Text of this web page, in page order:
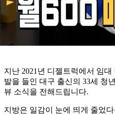
지난 2021년 디젤트럭에서 임
발을 들인 대구 출신의 33세 청
뷰 소식을 전해드립니다.
지방은 일감이 눈에 띄게 줄었